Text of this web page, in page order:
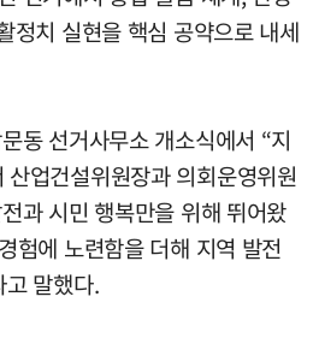
정치 실현을 핵심 공약으로 내세
동 선거사무소 개소식에서 “지
업건설위원장과 의회운영위원
과 시민 행복만을 위해 뛰어왔
험에 노련함을 더해 지역 발전
말했다.